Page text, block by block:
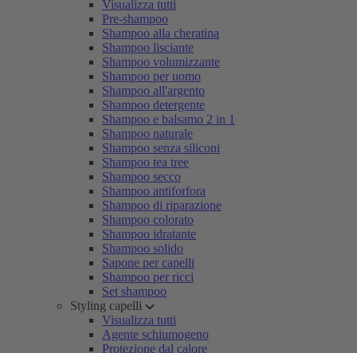
Visualizza tutti
Pre-shampoo
Shampoo alla cheratina
Shampoo lisciante
Shampoo volumizzante
Shampoo per uomo
Shampoo all'argento
Shampoo detergente
Shampoo e balsamo 2 in 1
Shampoo naturale
Shampoo senza siliconi
Shampoo tea tree
Shampoo secco
Shampoo antiforfora
Shampoo di riparazione
Shampoo colorato
Shampoo idratante
Shampoo solido
Sapone per capelli
Shampoo per ricci
Set shampoo
Styling capelli
Visualizza tutti
Agente schiumogeno
Protezione dal calore